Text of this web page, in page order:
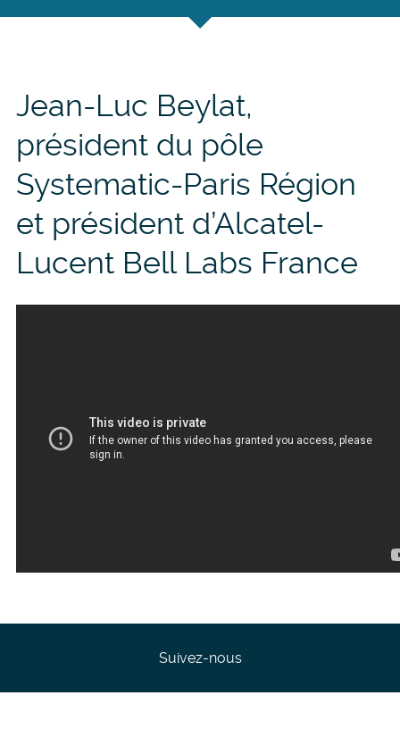
Jean-Luc Beylat,
président du pôle
Systematic-Paris Région
et président d’Alcatel-
Lucent Bell Labs France
Suivez-nous